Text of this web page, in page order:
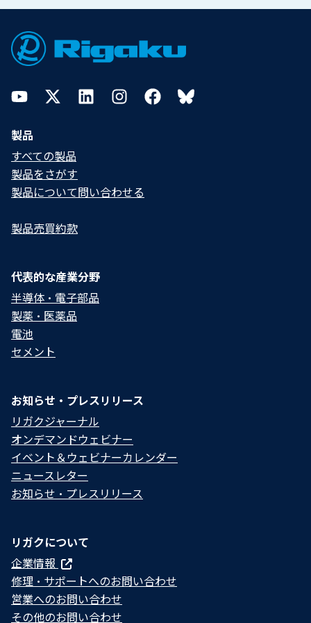
Footer
YouTubeTwitterLinkedInInstagramFacebookBluesky
製品
すべての製品
製品をさがす
製品について問い合わせる​
製品売買約款
代表的な産業分野
半導体・電子部品
製薬・医薬品
電池
セメント
お知らせ・プレスリリース
リガクジャーナル
オンデマンドウェビナー
イベント＆ウェビナーカレンダー
ニュースレター
お知らせ・プレスリリース
リガクについて
企業情報
修理・サポートへのお問い合わせ
営業へのお問い合わせ
その他のお問い合わせ